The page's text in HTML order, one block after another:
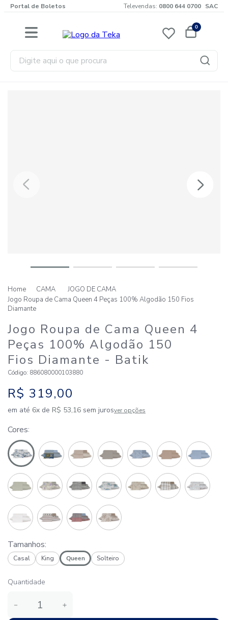
Portal de Boletos Televendas: 0800 644 0700 SAC
0
Digite aqui o que procura
CAMA
JOGO DE CAMA
Jogo Roupa de Cama Queen 4 Peças 100% Algodão 150 Fios
Diamante
Jogo Roupa de Cama Queen 4
Peças 100% Algodão 150
Fios Diamante - Batik
Código: 886080000103880
R$ 319,00
em até 6x de R$ 53,16 sem jurosver opções
Cores
Tamanhos:
Casal King Queen Solteiro
Quantidade
＋
－